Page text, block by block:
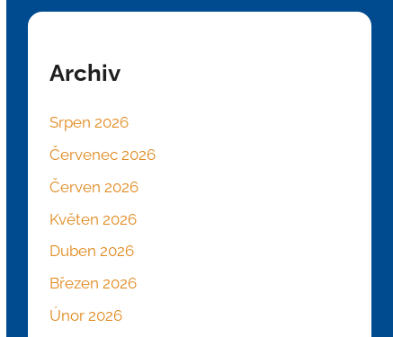
Archiv
Srpen 2026
Červenec 2026
Červen 2026
Květen 2026
Duben 2026
Březen 2026
Únor 2026